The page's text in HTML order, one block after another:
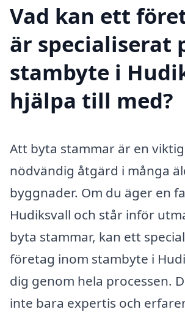
Vad kan ett
är specialiserat
stambyte i
hjälpa till med?
Att byta stammar är en
nödvändig åtgärd i många
byggnader. Om du äger en
Hudiksvall och står inför
byta stammar, kan ett
företag inom stambyte i
dig genom hela processen.
inte bara expertis och